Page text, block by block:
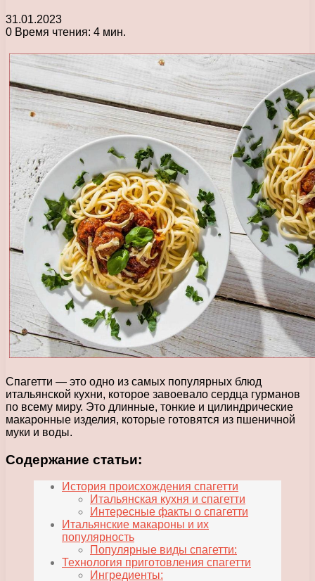
31.01.2023
0 Время чтения: 4 мин.
Спагетти — это одно из самых популярных блюд
итальянской кухни, которое завоевало сердца гурманов
по всему миру. Это длинные, тонкие и цилиндрические
макаронные изделия, которые готовятся из пшеничной
муки и воды.
Содержание статьи:
История происхождения спагетти
Итальянская кухня и спагетти
Интересные факты о спагетти
Итальянские макароны и их
популярность
Популярные виды спагетти:
Технология приготовления спагетти
Ингредиенты: